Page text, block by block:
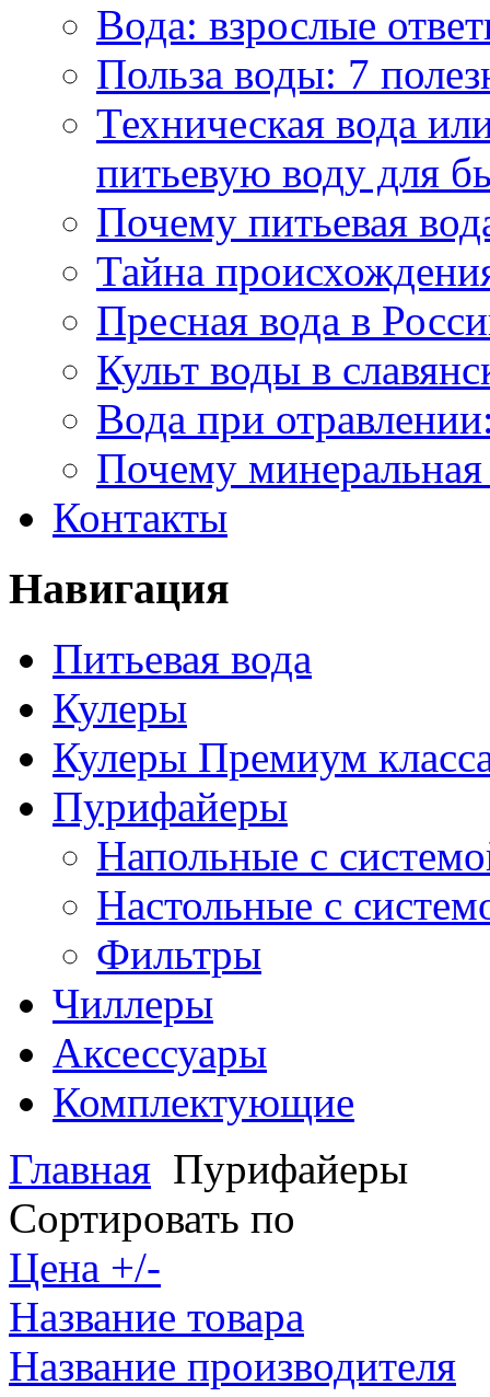
Вода: взрослые
Польза воды: 7
Техническая вода
питьевую воду для
Почему питьевая
Тайна
Пресная вода в
Культ воды в
Вода при
Почему
Контакты
Навигация
Питьевая вода
Кулеры
Кулеры Премиум
Пурифайеры
Напольные с
Настольные с
Фильтры
Чиллеры
Аксессуары
Комплектующие
Главная Пурифайеры
Сортировать по
Цена +/-
Название товара
Название производителя